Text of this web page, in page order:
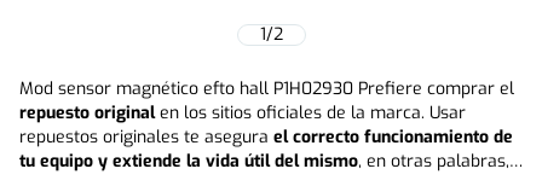
1/2
Mod sensor magnético efto hall P1H02930 Prefiere comprar el
repuesto originalen los sitios oficiales de la marca. Usar
repuestos originales te asegura el correcto funcionamiento de
tu equipo y extiende la vida útil del mismo, en otras palabras,